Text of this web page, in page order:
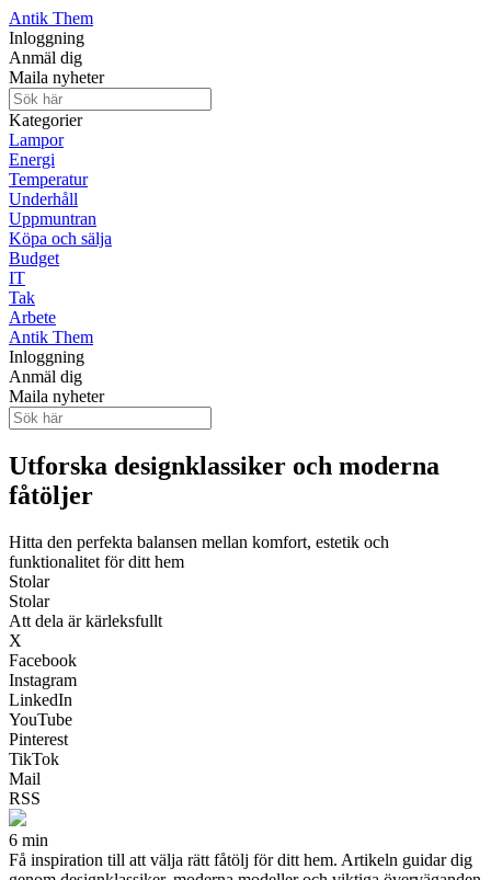
Antik Them
Inloggning
Anmäl dig
Maila nyheter
Kategorier
Lampor
Energi
Temperatur
Underhåll
Uppmuntran
Köpa och sälja
Budget
IT
Tak
Arbete
Antik Them
Inloggning
Anmäl dig
Maila nyheter
Utforska designklassiker och moderna
fåtöljer
Hitta den perfekta balansen mellan komfort, estetik och
funktionalitet för ditt hem
Stolar
Stolar
Att dela är kärleksfullt
X
Facebook
Instagram
LinkedIn
YouTube
Pinterest
TikTok
Mail
RSS
6 min
Få inspiration till att välja rätt fåtölj för ditt hem. Artikeln guidar dig